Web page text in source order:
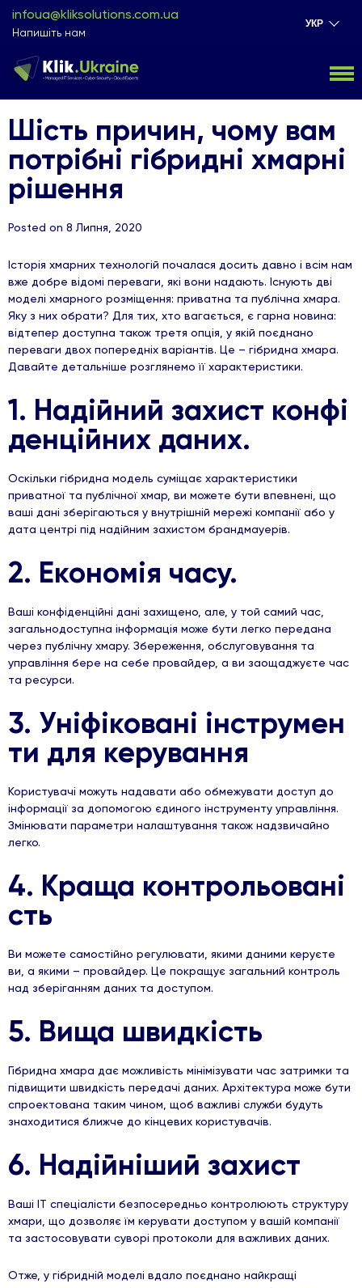
infoua@kliksolutions.com.ua
Напишіть нам
УКР
Шість причин, чому вам
потрібні гібридні хмарні
рішення
Posted on 8 Липня, 2020
Історія хмарних технологій почалася досить давно і всім нам
вже добре відомі переваги, які вони надають. Існують дві
моделі хмарного розміщення: приватна та публічна хмара.
Яку з них обрати? Для тих, хто вагається, є гарна новина:
відтепер доступна також третя опція, у якій поєднано
переваги двох попередніх варіантів. Це – гібридна хмара.
Давайте детальніше розглянемо її характеристики.
1. Надійний захист конфі
денційних даних.
Оскільки гібридна модель суміщає характеристики
приватної та публічної хмар, ви можете бути впевнені, що
ваші дані зберігаються у внутрішній мережі компанії або у
дата центрі під надійним захистом брандмауерів.
2. Економія часу.
Ваші конфіденційні дані захищено, але, у той самий час,
загальнодоступна інформація може бути легко передана
через публічну хмару. Збереження, обслуговування та
управління бере на себе провайдер, а ви заощаджуєте час
та ресурси.
3. Уніфіковані інструмен
ти для керування
Користувачі можуть надавати або обмежувати доступ до
інформації за допомогою єдиного інструменту управління.
Змінювати параметри налаштування також надзвичайно
легко.
4. Краща контрольовані
сть
Ви можете самостійно регулювати, якими даними керуєте
ви, а якими – провайдер. Це покращує загальний контроль
над зберіганням даних та доступом.
5. Вища швидкість
Гібридна хмара дає можливість мінімізувати час затримки та
підвищити швидкість передачі даних. Архітектура може бути
спроектована таким чином, щоб важливі служби будуть
знаходитися ближче до кінцевих користувачів.
6. Надійніший захист
Ваші ІТ спеціалісти безпосередньо контролюють структуру
хмари, що дозволяє їм керувати доступом у вашій компанії
та застосовувати суворі протоколи для важливих даних.
Отже, у гібридній моделі вдало поєднано найкращі